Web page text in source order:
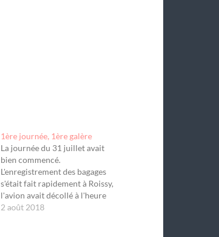
1ère journée, 1ère galère
La journée du 31 juillet avait
bien commencé.
L'enregistrement des bagages
s'était fait rapidement à Roissy,
l'avion avait décollé à l'heure
sous un soleil bienveillant et
2 août 2018